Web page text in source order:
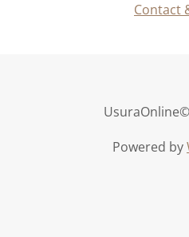
Contact
Powered by